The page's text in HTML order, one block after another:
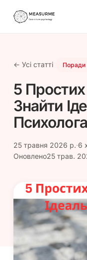
← Усі статті Поради
5
Знайти
Психолога
25 травня 2026 р.·6
Оновлено25 трав.